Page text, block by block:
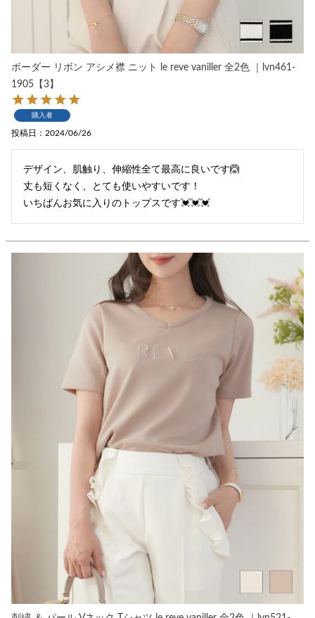
ボーダー リボン アシメ襟 ニット le reve vaniller 全2色 ｜lvn461-
1905【3】
購入者
投稿日 2024/06/26
デザイン、肌触り、伸縮性全て最高に良いです🙆
丈も短くなく、とても使いやすいです！
いちばんお気に入りのトップスです💓💓💓